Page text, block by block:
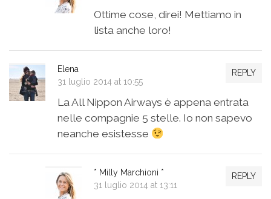
Ottime cose, direi! Mettiamo in
lista anche loro!
REPLY
Elena
31 luglio 2014 at 10:55
La All Nippon Airways è appena entrata
nelle compagnie 5 stelle. Io non sapevo
neanche esistesse
REPLY
* Milly Marchioni *
31 luglio 2014 at 13:11